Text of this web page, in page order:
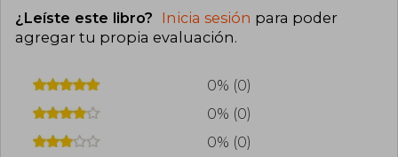
¿Leíste este libro? Inicia sesión para poder
agregar tu propia evaluación.
0% (0)
0% (0)
0% (0)